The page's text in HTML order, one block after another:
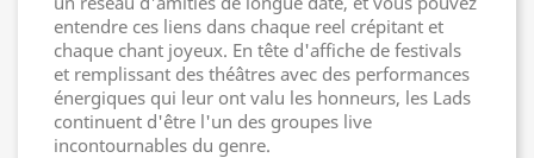
entendre ces liens dans chaque reel crépitant et
chaque chant joyeux. En tête d'affiche de festivals
et remplissant des théâtres avec des performances
énergiques qui leur ont valu les honneurs, les Lads
continuent d'être l'un des groupes live
incontournables du genre.